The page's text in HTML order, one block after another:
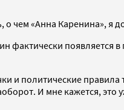
чем «Анна Каренина», я
фактически
и политические
И мне кажется,